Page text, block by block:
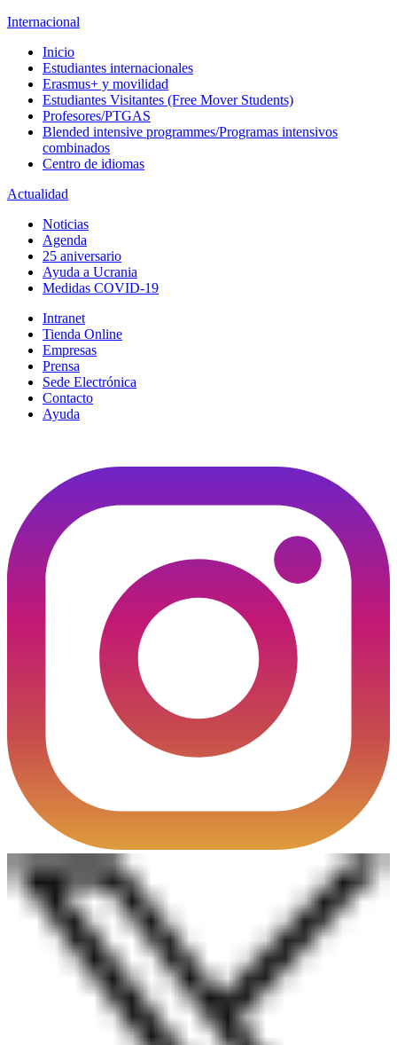
Internacional
Inicio
Estudiantes internacionales
Erasmus+ y movilidad
Estudiantes Visitantes (Free Mover Students)
Profesores/PTGAS
Blended intensive programmes/Programas intensivos
combinados
Centro de idiomas
Actualidad
Noticias
Agenda
25 aniversario
Ayuda a Ucrania
Medidas COVID-19
Intranet
Tienda Online
Empresas
Prensa
Sede Electrónica
Contacto
Ayuda